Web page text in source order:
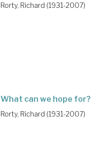
Rorty, Richard (1931-2007)
What can we hope for?
Rorty, Richard (1931-2007)